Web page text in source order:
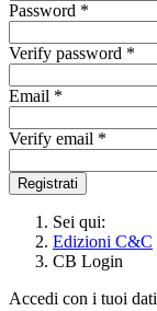
Password *
Verify password *
Email *
Verify email *
Registrati
Sei qui:
Edizioni C&C
CB Login
Accedi con i tuoi dati